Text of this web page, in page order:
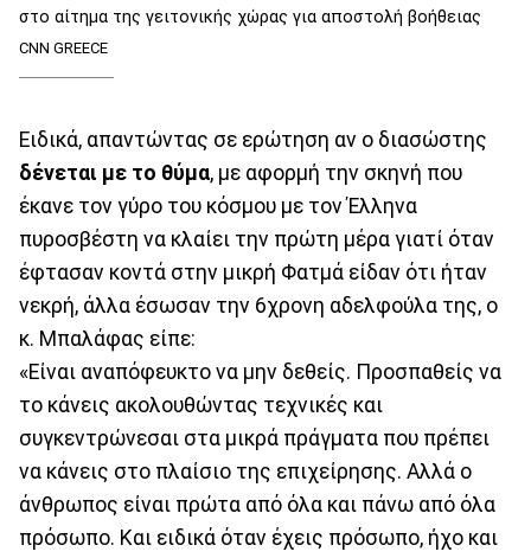
στο αίτημα της γειτονικής χώρας για αποστολή βοήθειας
CNN GREECE
Ειδικά, απαντώντας σε ερώτηση αν ο διασώστης
δένεται με το θύμα, με αφορμή την σκηνή που
έκανε τον γύρο του κόσμου με τον Έλληνα
πυροσβέστη να κλαίει την πρώτη μέρα γιατί όταν
έφτασαν κοντά στην μικρή Φατμά είδαν ότι ήταν
νεκρή, άλλα έσωσαν την 6χρονη αδελφούλα της, ο
κ. Μπαλάφας είπε:
«Είναι αναπόφευκτο να μην δεθείς. Προσπαθείς να
το κάνεις ακολουθώντας τεχνικές και
συγκεντρώνεσαι στα μικρά πράγματα που πρέπει
να κάνεις στο πλαίσιο της επιχείρησης. Αλλά ο
άνθρωπος είναι πρώτα από όλα και πάνω από όλα
πρόσωπο. Και ειδικά όταν έχεις πρόσωπο, ήχο και